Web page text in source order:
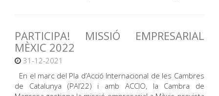
PARTICIPA! MISSIÓ EMPRESARIAL
MÈXIC 2022
31-12-2021
En el marc del Pla d’Acció Internacional de les Cambres
de Catalunya (PAI’22) i amb ACCIO, la Cambra de